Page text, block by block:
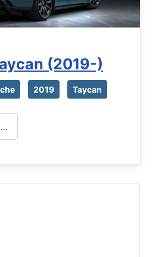
(2019-)
2019 Taycan